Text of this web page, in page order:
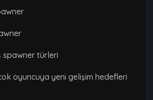
spawner türleri
oyuncuya yeni gelişim hedefleri